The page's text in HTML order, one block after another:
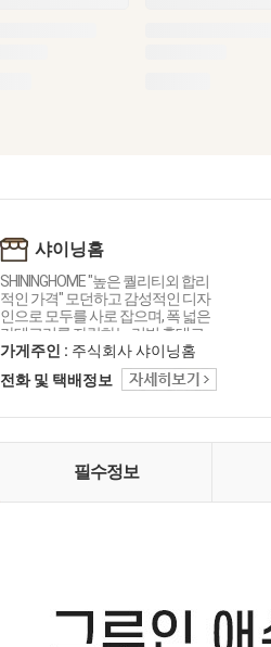
샤이닝홈
SHININGHOME "높은 퀄리티외 합리
적인 가격" 모던하고 감성적인 디자
인으로 모두를 사로 잡으며, 폭 넓은
카테고리를 자랑하는 리빙 홈데코
인테리어 샤이닝홈입니다.
가게주인 : 주식회사 샤이닝홈
전화 및 택배정보
필수정보